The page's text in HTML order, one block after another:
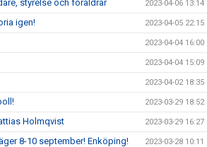
styrelse och föräldrar 2023-04-06 13:14
igen! 2023-04-05 22:15
2023-04-04 16:00
2023-04-04 15:09
2023-04-02 18:35
2023-03-29 18:52
Holmqvist 2023-03-29 16:27
8-10 september! Enköping! 2023-03-28 10:11